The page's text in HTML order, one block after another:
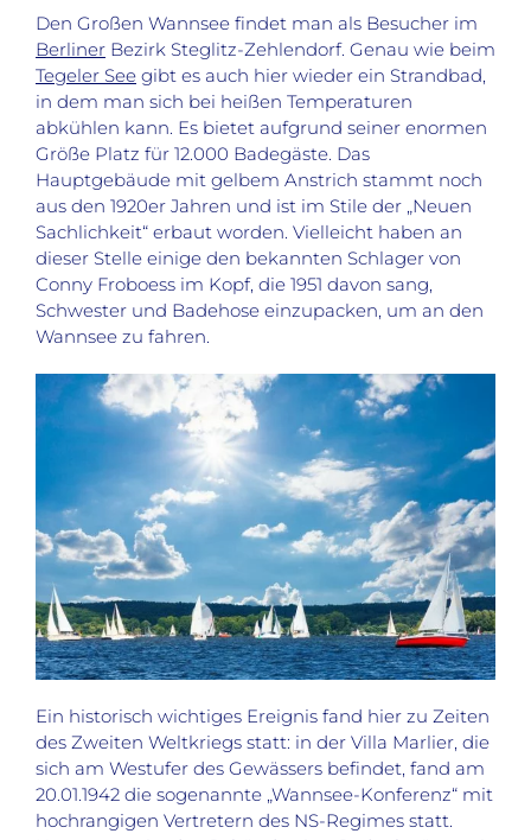
Den Großen Wannsee findet man als Besucher im
Berliner Bezirk Steglitz-Zehlendorf. Genau wie beim
Tegeler See gibt es auch hier wieder ein Strandbad,
in dem man sich bei heißen Temperaturen
abkühlen kann. Es bietet aufgrund seiner enormen
Größe Platz für 12.000 Badegäste. Das
Hauptgebäude mit gelbem Anstrich stammt noch
aus den 1920er Jahren und ist im Stile der „Neuen
Sachlichkeit“ erbaut worden. Vielleicht haben an
dieser Stelle einige den bekannten Schlager von
Conny Froboess im Kopf, die 1951 davon sang,
Schwester und Badehose einzupacken, um an den
Wannsee zu fahren.
Ein historisch wichtiges Ereignis fand hier zu Zeiten
des Zweiten Weltkriegs statt: in der Villa Marlier, die
sich am Westufer des Gewässers befindet, fand am
20.01.1942 die sogenannte „Wannsee-Konferenz“ mit
hochrangigen Vertretern des NS-Regimes statt.